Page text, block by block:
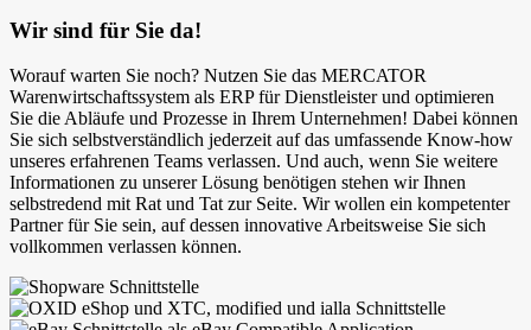
Wir sind für Sie da!
Worauf warten Sie noch? Nutzen Sie das MERCATOR
Warenwirtschaftssystem als ERP für Dienstleister und optimieren
Sie die Abläufe und Prozesse in Ihrem Unternehmen! Dabei können
Sie sich selbstverständlich jederzeit auf das umfassende Know-how
unseres erfahrenen Teams verlassen. Und auch, wenn Sie weitere
Informationen zu unserer Lösung benötigen stehen wir Ihnen
selbstredend mit Rat und Tat zur Seite. Wir wollen ein kompetenter
Partner für Sie sein, auf dessen innovative Arbeitsweise Sie sich
vollkommen verlassen können.